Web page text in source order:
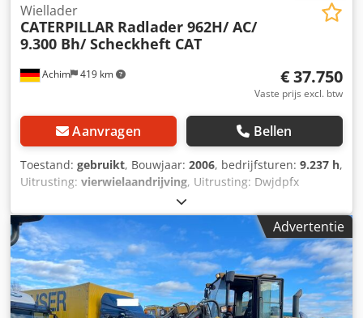
Achim 419 km
Wiellader
CATERPILLAR Radlader 962H/ AC/
9.300 Bh/ Scheckheft CAT
€ 37.750
Vaste prijs excl. btw
Aanvragen Bellen
Toestand: gebruikt, Bouwjaar: 2006, bedrijfsturen: 9.237 h,
Uitrusting: vierwielaandrijving, Uitrusting: Dwjdpfx
Abezlvm Uepsa * Bouwjaar: 2006 * Bedrijfsuren: 9.236 uur
* Vermogen: 157 kW / 213 pk * Gewicht: 19,8 ton * Banden:
Michelin 23.5-25X Type A ca. 60% * Achteruitrijcamera *
Stuurwielbediening * Airconditioning * Trekpen * Centrale
smering * Geveerde stoel * Radiovoorbereiding Overig: * 1
vorige eigenaar, * Duitse machine, * CAT-serviceboekje
onderhouden, * Laatste onderhoudsbeurt bij 9.003 uur *
Advertentie